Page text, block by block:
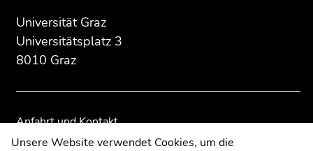
Zusatzinformationen:
Universität Graz
Universitätsplatz 3
8010 Graz
Anfahrt und Kontakt
Kommunikation und Öffentlichkeitsarbeit
Übersicht
Seitenbereiche
Übersicht
Seitenbereiche
Unsere Website verwendet Cookies, um die